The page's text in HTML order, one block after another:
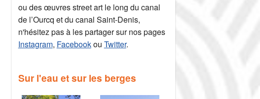
ou des œuvres street art le long du canal
de l’Ourcq et du canal Saint-Denis,
n'hésitez pas à les partager sur nos pages
Instagram, Facebookou Twitter.
Sur l'eau et sur les berges